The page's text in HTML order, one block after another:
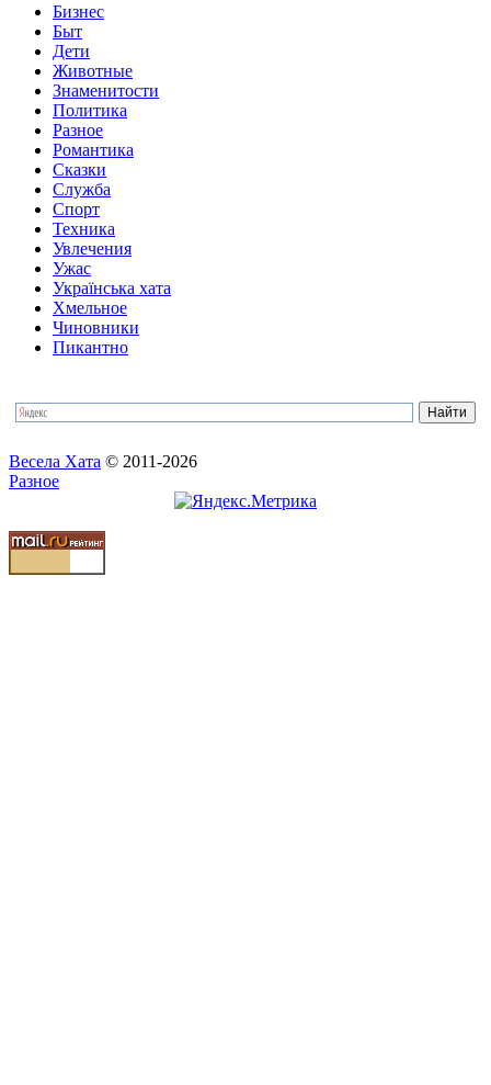
Бизнес
Быт
Дети
Животные
Знаменитости
Политика
Разное
Романтика
Сказки
Служба
Спорт
Техника
Увлечения
Ужас
Українська хата
Хмельное
Чиновники
Пикантно
Весела Хата © 2011-2026
Разное